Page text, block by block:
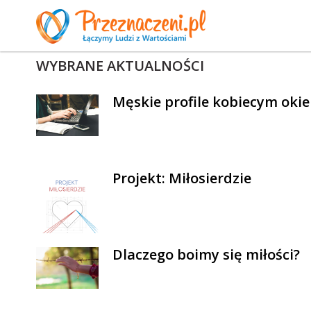
WYBRANE AKTUALNOŚCI
Męskie profile kobiecym
Projekt: Miłosierdzie
Dlaczego boimy się miłości?